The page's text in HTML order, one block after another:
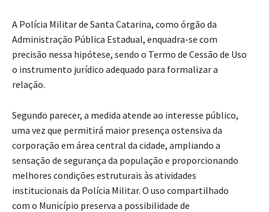
A Polícia Militar de Santa Catarina, como órgão da
Administração Pública Estadual, enquadra-se com
precisão nessa hipótese, sendo o Termo de Cessão de Uso
o instrumento jurídico adequado para formalizar a
relação.
Segundo parecer, a medida atende ao interesse público,
uma vez que permitirá maior presença ostensiva da
corporação em área central da cidade, ampliando a
sensação de segurança da população e proporcionando
melhores condições estruturais às atividades
institucionais da Polícia Militar. O uso compartilhado
com o Município preserva a possibilidade de